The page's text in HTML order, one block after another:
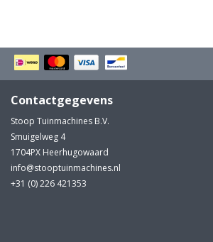
Contactgegevens
Stoop Tuinmachines B.V.
Smuigelweg 4
1704PX Heerhugowaard
info@stooptuinmachines.nl
+31 (0) 226 421353